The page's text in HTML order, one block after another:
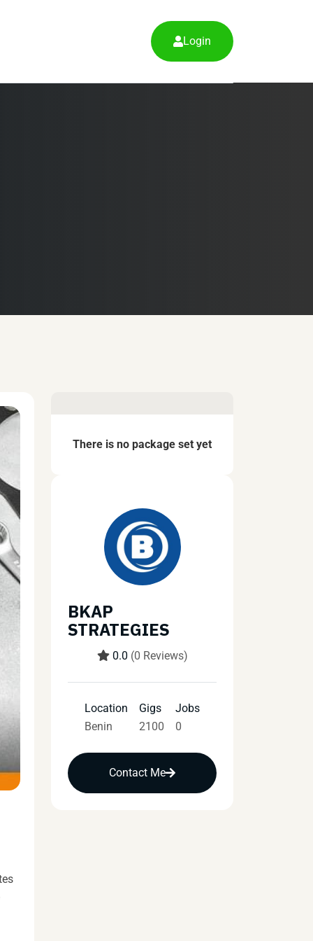
Login
There is no package set yet
BKAP
STRATEGIES
0.0 (0 Reviews)
Location
Benin
Gigs
2100
Jobs
0
Contact Me